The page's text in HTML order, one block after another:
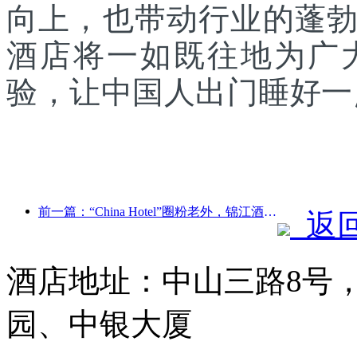
向上，也带动行业的蓬
酒店将一如既往地为广
验，让中国人出门睡好
前一篇：“China Hotel”圈粉老外，锦江酒店频获外宾点赞
返
酒店地址：中山三路8号
园、中银大厦